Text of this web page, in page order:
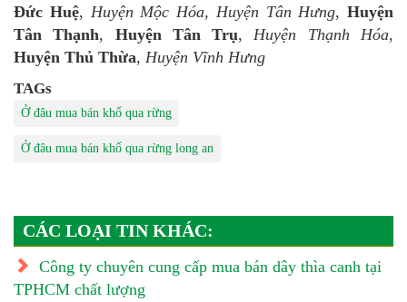
Đức Huệ, Huyện Mộc Hóa, Huyện Tân Hưng, Huyện
Tân Thạnh, Huyện Tân Trụ,Huyện Thạnh Hóa,
Huyện Thủ Thừa, Huyện Vĩnh Hưng
TAGs
Ở đâu mua bán khổ qua rừng
Ở đâu mua bán khổ qua rừng long an
CÁC LOẠI TIN KHÁC:
Công ty chuyên cung cấp mua bán dây thìa canh tại
TPHCM chất lượng